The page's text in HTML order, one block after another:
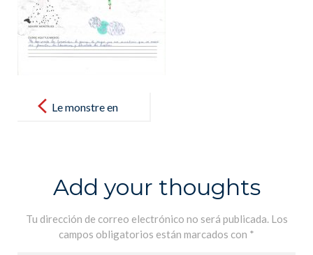
navigationLe monstre en
dentro
Add your thoughts
Tu dirección de correo electrónico no será publicada. Los
campos obligatorios están marcados con *